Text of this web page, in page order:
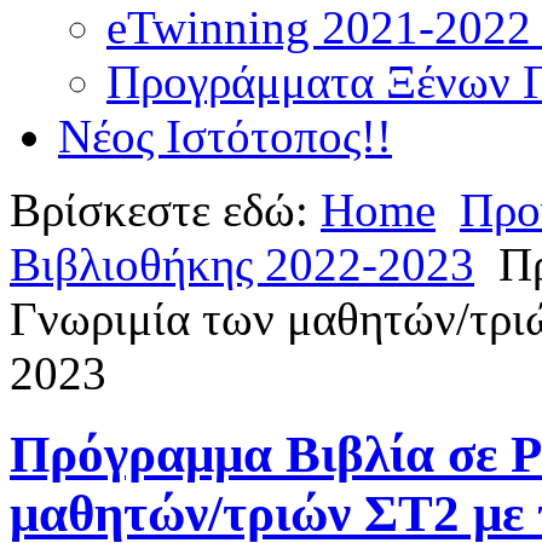
eTwinning 2021-
Προγράμματα Ξένων
Νέος Ιστότοπος!!
Βρίσκεστε εδώ: Home
Βιβλιοθήκης 2022-2023
Γνωριμία των μαθητών/
2023
Πρόγραμμα Βιβλία σε
μαθητών/τριών ΣΤ2 με